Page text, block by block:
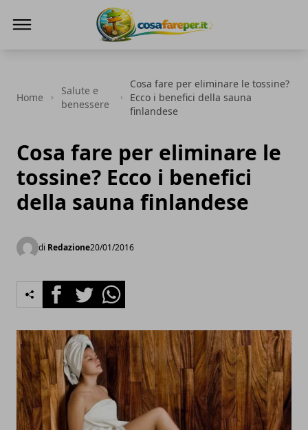
Home
Salute e
benessere
Cosa fare per eliminare le tossine?
Ecco i benefici della sauna
finlandese
Cosa fare per eliminare le
tossine? Ecco i benefici
della sauna finlandese
di Redazione20/01/2016
FacebookTwitterWhatsapp